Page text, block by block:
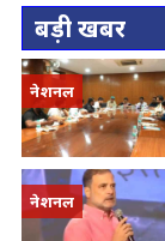
बड़ी खबर
नेशनल
नेशनल